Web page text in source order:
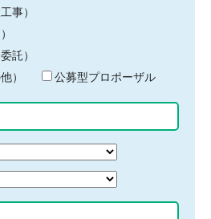
事）
託）
）
公募型プロポーザル